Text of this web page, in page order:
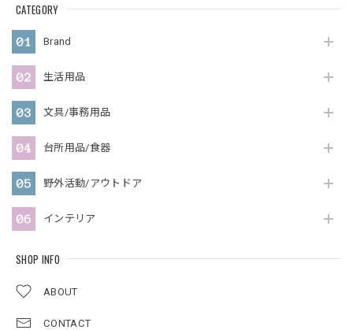
CATEGORY
Brand
生活用品
文具/事務用品
台所用品/食器
野外活動/アウトドア
インテリア
SHOP INFO
ABOUT
CONTACT